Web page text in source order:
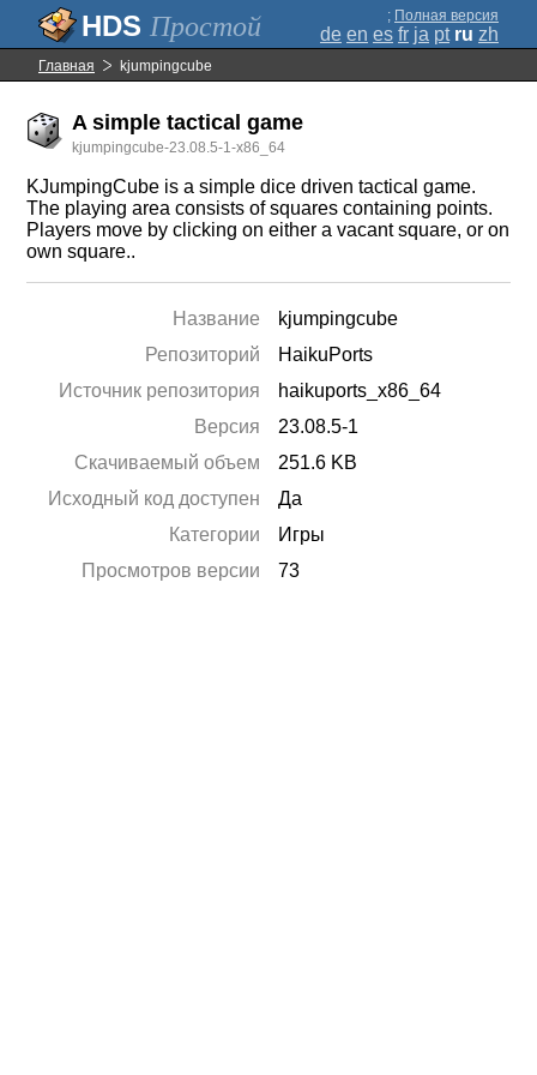
Простой ; Полная версия
de en es fr ja pt ru zh
Главная kjumpingcube
A simple tactical game
kjumpingcube-23.08.5-1-x86_64
KJumpingCube is a simple dice driven tactical game.
The playing area consists of squares containing points.
Players move by clicking on either a vacant square, or on
own square..
Название
kjumpingcube
Репозиторий
HaikuPorts
Источник репозитория
haikuports_x86_64
Версия
23.08.5-1
Скачиваемый объем
251.6 KB
Исходный код доступен
Да
Категории
Игры
Просмотров версии
73